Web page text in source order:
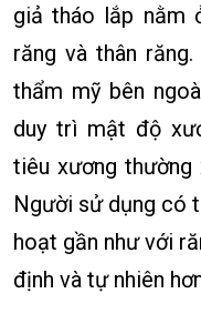
giả tháo lắp nằm
răng và thân
thẩm mỹ bên
duy trì mật độ
tiêu xương thường
Người sử dụng có
hoạt gần như với
định và tự nhiên